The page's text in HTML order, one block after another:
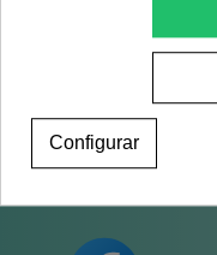
Configurar